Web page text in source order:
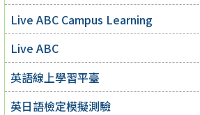
Live ABC Campus Learning
Live ABC
英語線上學習平臺
英日語檢定模擬測驗